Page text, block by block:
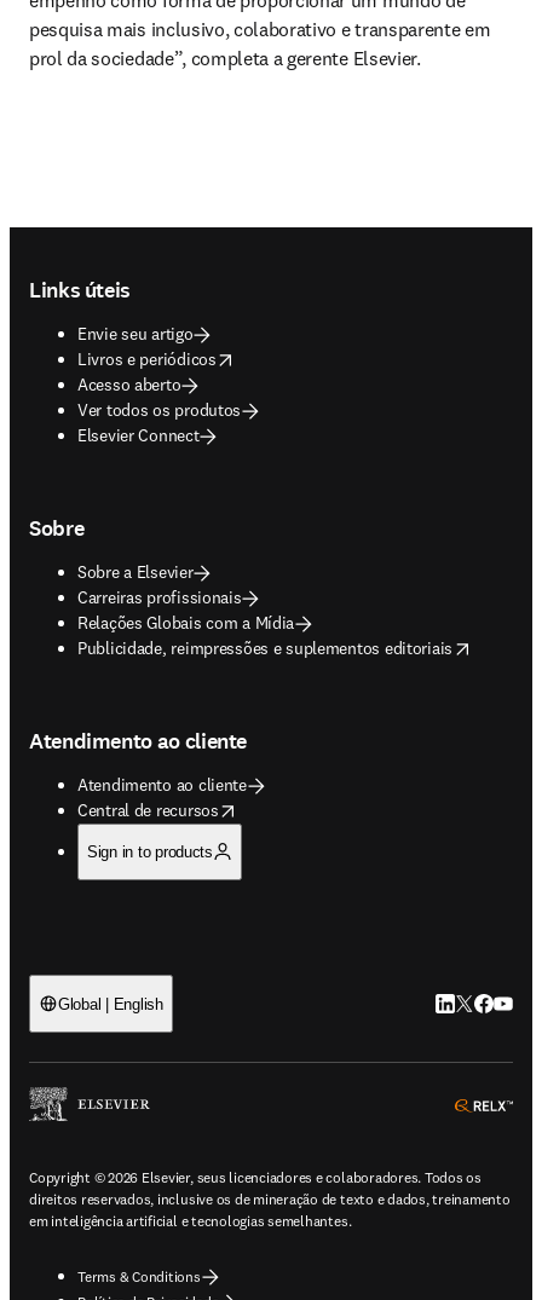
pesquisa mais inclusivo, colaborativo e transparente em
prol da sociedade”, completa a gerente Elsevier.
Links úteis
Envie seu artigo
Livros e periódicos
opens in new tab/window
Acesso aberto
Ver todos os produtos
Elsevier Connect
Sobre
Sobre a Elsevier
Carreiras profissionais
Relações Globais com a Mídia
Publicidade, reimpressões e suplementos editoriais
opens in new tab/window
Atendimento ao cliente
Atendimento ao cliente
Central de recursos
opens in new tab/window
Sign in to products
Global | English LinkedIn abre
Twitter
Copyright © 2026 Elsevier, seus licenciadores e colaboradores. Todos os
direitos reservados, inclusive os de mineração de texto e dados, treinamento
em inteligência artificial e tecnologias semelhantes.
Terms & Conditions